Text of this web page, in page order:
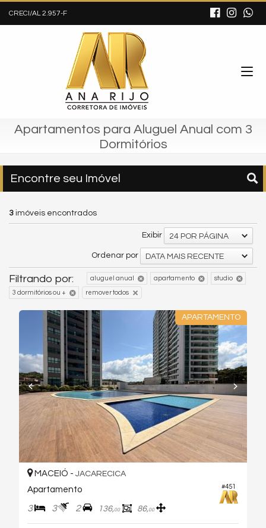
CRECI/AL 2.957-F
Apartamentos para Aluguel Anual com 3
Dormitórios
Encontre seu Imóvel
3 imóveis encontrados
Exibir 24 POR PÁGINA
Ordenar por DATA MAIS RECENTE
Filtrando por: aluguel anual apartamento studio
3 dormitórios ou + remover todos
APARTAMENTO
#451
MACEIÓ - JACARECICA
Apartamento
3 3 2 136,00 86,00